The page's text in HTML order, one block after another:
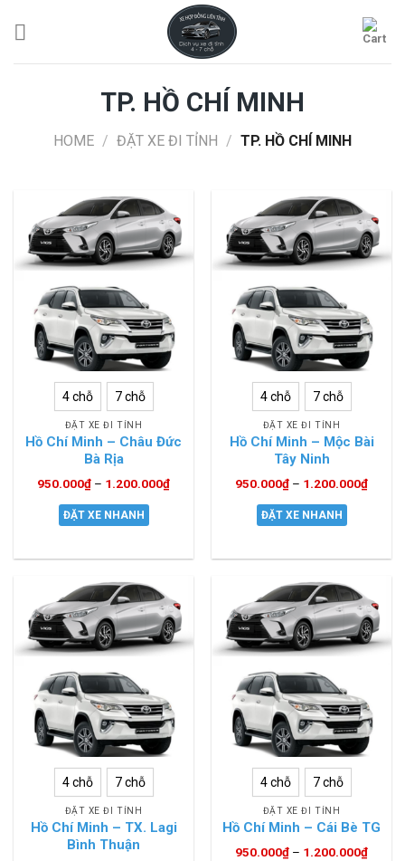
TP. HỒ CHÍ MINH
HOME / ĐẶT XE ĐI TỈNH / TP. HỒ CHÍ MINH
4 chỗ 7 chỗ
ĐẶT XE ĐI TỈNH
Hồ Chí Minh – Châu Đức
Bà Rịa
950.000₫ – 1.200.000₫
ĐẶT XE NHANH
4 chỗ 7 chỗ
ĐẶT XE ĐI TỈNH
Hồ Chí Minh – Mộc Bài
Tây Ninh
950.000₫ – 1.200.000₫
ĐẶT XE NHANH
4 chỗ 7 chỗ
ĐẶT XE ĐI TỈNH
Hồ Chí Minh – TX. Lagi
Bình Thuận
4 chỗ 7 chỗ
ĐẶT XE ĐI TỈNH
Hồ Chí Minh – Cái Bè TG
950.000₫ – 1.200.000₫